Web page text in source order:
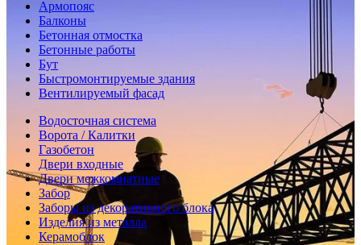
Армопояс
Балконы
Бетонная отмостка
Бетонные работы
Бут
Быстромонтируемые здания
Вентилируемый фасад
Водосточная система
Ворота / Калитки
Газобетон
Двери входные
Двери межкомнатные
Забор
Заборы из декоративного блока
Изделия из металла
Керамоблок